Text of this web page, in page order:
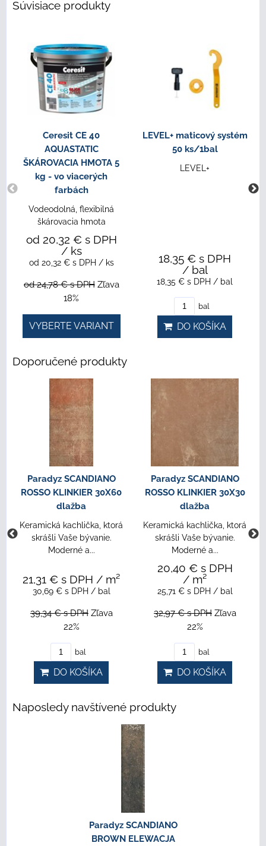
Súvisiace produkty
Ceresit CE 40
AQUASTATIC
ŠKÁROVACIA HMOTA 5
kg - vo viacerých
farbách
Vodeodolná, flexibilná
škárovacia hmota
od 20,32 € s DPH
/ ks
od 20,32 € s DPH / ks
od 24,78 €s DPH Zľava
18%
VYBERTE VARIANT
LEVEL+ maticový systém
50 ks/1bal
LEVEL+
18,35 € s DPH
/ bal
18,35 € s DPH / bal
bal
DO KOŠÍKA
Doporučené produkty
Paradyz SCANDIANO
ROSSO KLINKIER 30X60
dlažba
Keramická kachlička, ktorá
skrášli Vaše bývanie.
Moderné a...
21,31 € s DPH / m²
30,69 € s DPH / bal
39,34 €s DPH Zľava
22%
bal
DO KOŠÍKA
Paradyz SCANDIANO
ROSSO KLINKIER 30X30
dlažba
Keramická kachlička, ktorá
skrášli Vaše bývanie.
Moderné a...
20,40 € s DPH
/ m²
25,71 € s DPH / bal
32,97 €s DPH Zľava
22%
bal
DO KOŠÍKA
Naposledy navštívené produkty
Paradyz SCANDIANO
BROWN ELEWACJA